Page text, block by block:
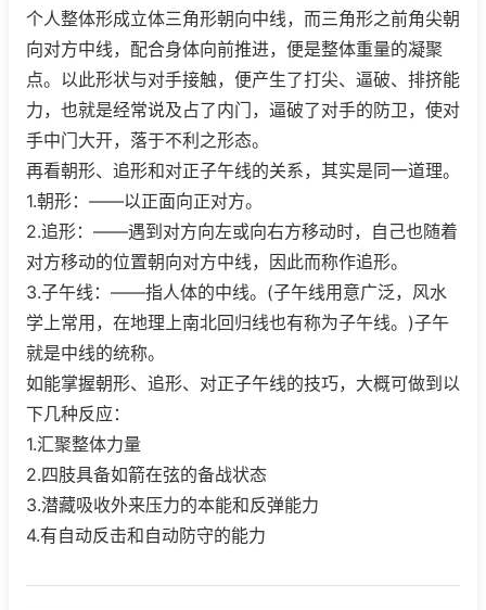
个人整体形成立体三角形朝向中线，而三角形之前角尖朝
向对方中线，配合身体向前推进，便是整体重量的凝聚
点。以此形状与对手接触，便产生了打尖、逼破、排挤能
力，也就是经常说及占了内门，逼破了对手的防卫，使对
手中门大开，落于不利之形态。
再看朝形、追形和对正子午线的关系，其实是同一道理。
1.朝形：——以正面向正对方。
2.追形：——遇到对方向左或向右方移动时，自己也随着
对方移动的位置朝向对方中线，因此而称作追形。
3.子午线：——指人体的中线。(子午线用意广泛，风水
学上常用，在地理上南北回归线也有称为子午线。)子午
就是中线的统称。
如能掌握朝形、追形、对正子午线的技巧，大概可做到以
下几种反应：
1.汇聚整体力量
2.四肢具备如箭在弦的备战状态
3.潜藏吸收外来压力的本能和反弹能力
4.有自动反击和自动防守的能力